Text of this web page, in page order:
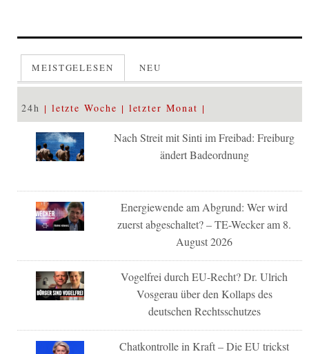
MEISTGELESEN NEU
24h letzte Woche letzter Monat
Nach Streit mit Sinti im Freibad: Freiburg
ändert Badeordnung
Energiewende am Abgrund: Wer wird
zuerst abgeschaltet? – TE-Wecker am 8.
August 2026
Vogelfrei durch EU-Recht? Dr. Ulrich
Vosgerau über den Kollaps des
deutschen Rechtsschutzes
Chatkontrolle in Kraft – Die EU trickst